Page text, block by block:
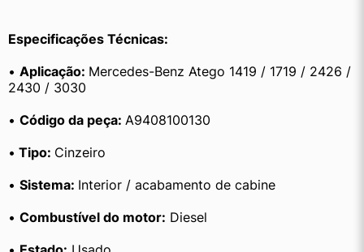
Especificações Técnicas:
• Aplicação: Mercedes-Benz Atego 1419 / 1719 / 2426 /
2430 / 3030
• Código da peça: A9408100130
• Tipo: Cinzeiro
• Sistema: Interior / acabamento de cabine
• Combustível do motor: Diesel